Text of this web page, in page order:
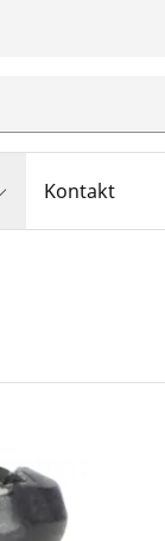
Kontakt